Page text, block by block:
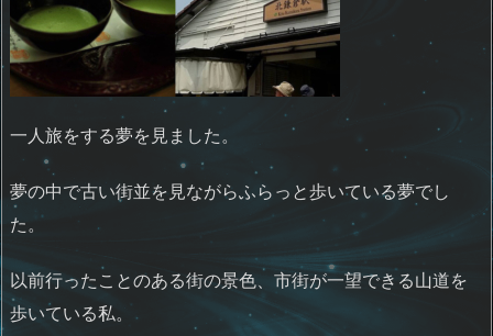
一人旅をする夢を見ました。
夢の中で古い街並を見ながらふらっと歩いている夢でし
た。
以前行ったことのある街の景色、市街が一望できる山道を
歩いている私。